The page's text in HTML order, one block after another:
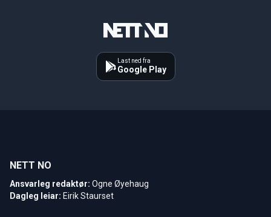
Last ned fra
Google Play
NETT NO
Ansvarleg redaktør: Ogne Øyehaug
Dagleg leiar: Eirik Staurset